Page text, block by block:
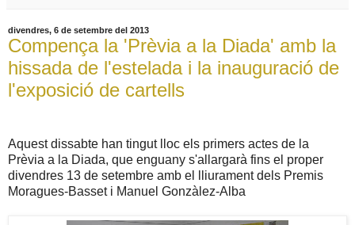
divendres, 6 de setembre del 2013
Compença la 'Prèvia a la Diada' amb la
hissada de l'estelada i la inauguració de
l'exposició de cartells
Aquest dissabte han tingut lloc els primers actes de la
Prèvia a la Diada, que enguany s'allargarà fins el proper
divendres 13 de setembre amb el lliurament dels Premis
Moragues-Basset i Manuel Gonzàlez-Alba